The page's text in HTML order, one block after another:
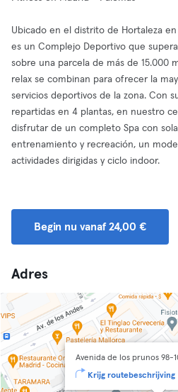
Ubicado en el distrito de Hortaleza
es un Complejo Deportivo que
sobre una parcela de más de 15.000
relax se combinan para ofrecer la
servicios deportivos de la zona. Con
repartidas en 4 plantas, en nuestro
disfrutar de un completo Spa con
entrenamiento y recreación, un
actividades dirigidas y ciclo indoor.
Begin nu vanaf 24,00 €
Adres
Avenida de los prunos 98-
Krijg routebeschrijving